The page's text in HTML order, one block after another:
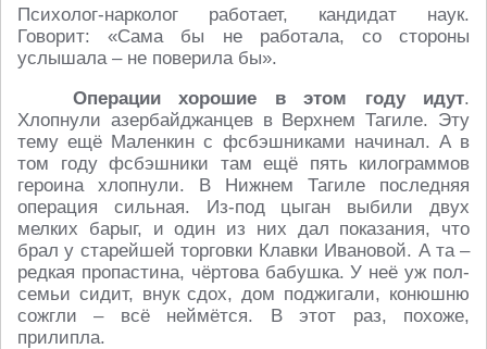
Психолог-нарколог работает, кандидат наук.
Говорит: «Сама бы не работала, со стороны
услышала – не поверила бы».
Операции хорошие в этом году идут.
Хлопнули азербайджанцев в Верхнем Тагиле. Эту
тему ещё Маленкин с фсбэшниками начинал. А в
том году фсбэшники там ещё пять килограммов
героина хлопнули. В Нижнем Тагиле последняя
операция сильная. Из-под цыган выбили двух
мелких барыг, и один из них дал показания, что
брал у старейшей торговки Клавки Ивановой. А та –
редкая пропастина, чёртова бабушка. У неё уж пол-
семьи сидит, внук сдох, дом поджигали, конюшню
сожгли – всё неймётся. В этот раз, похоже,
прилипла.